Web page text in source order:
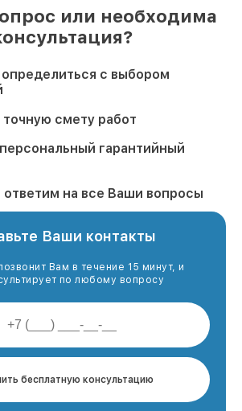
или необходима
с выбором
смету работ
гарантийный
на все Ваши вопросы
Ваши контакты
Вам в течение 15 минут, и
по любому вопросу
бесплатную консультацию